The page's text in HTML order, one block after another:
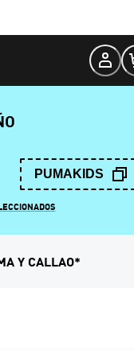
PUMAKIDS
Y CALLAO*